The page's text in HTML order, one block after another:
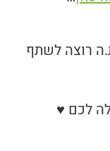
רוצה לשתף
לכם ♥